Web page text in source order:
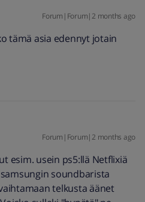
Forum|Forum|2 months ago
tämä asia edennyt jotain
Forum|Forum|2 months ago
esim. usein ps5:llä Netflixiä
soundbarista
telkusta äänet